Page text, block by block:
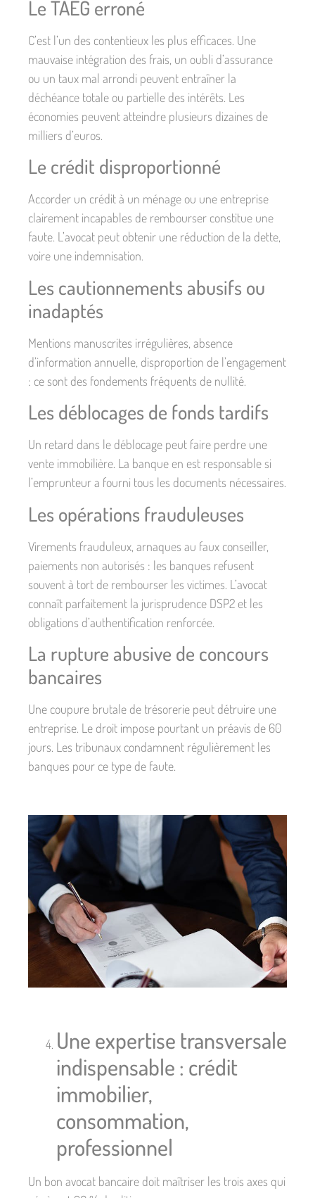
Le TAEG erroné
C’est l’un des contentieux les plus efficaces. Une
mauvaise intégration des frais, un oubli d’assurance
ou un taux mal arrondi peuvent entraîner la
déchéance totale ou partielle des intérêts. Les
économies peuvent atteindre plusieurs dizaines de
milliers d’euros.
Le crédit disproportionné
Accorder un crédit à un ménage ou une entreprise
clairement incapables de rembourser constitue une
faute. L’avocat peut obtenir une réduction de la dette,
voire une indemnisation.
Les cautionnements abusifs ou
inadaptés
Mentions manuscrites irrégulières, absence
d’information annuelle, disproportion de l’engagement
: ce sont des fondements fréquents de nullité.
Les déblocages de fonds tardifs
Un retard dans le déblocage peut faire perdre une
vente immobilière. La banque en est responsable si
l’emprunteur a fourni tous les documents nécessaires.
Les opérations frauduleuses
Virements frauduleux, arnaques au faux conseiller,
paiements non autorisés : les banques refusent
souvent à tort de rembourser les victimes. L’avocat
connaît parfaitement la jurisprudence DSP2 et les
obligations d’authentification renforcée.
La rupture abusive de concours
bancaires
Une coupure brutale de trésorerie peut détruire une
entreprise. Le droit impose pourtant un préavis de 60
jours. Les tribunaux condamnent régulièrement les
banques pour ce type de faute.
Une expertise transversale
indispensable : crédit
immobilier,
consommation,
professionnel
Un bon avocat bancaire doit maîtriser les trois axes qui